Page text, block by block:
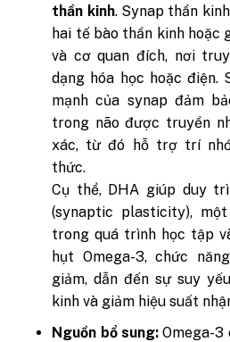
thần kinh. Synap thần
hai tế bào thần kinh hoặc
và cơ quan đích, nơi
dạng hóa học hoặc điện.
mạnh của synap đảm
trong não được truyền
xác, từ đó hỗ trợ trí
thức.
Cụ thể, DHA giúp duy
(synaptic plasticity),
trong quá trình học tập
hụt Omega-3, chức
giảm, dẫn đến sự suy
kinh và giảm hiệu suất
Nguồn bổ sung: Omega-3